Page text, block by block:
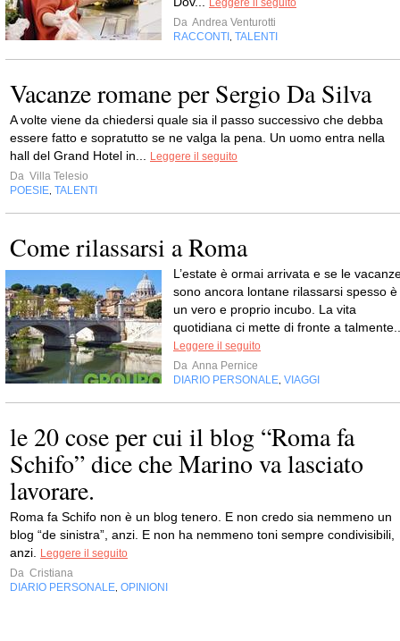
Leggere il seguito
Da Andrea Venturotti
RACCONTI
TALENTI
Vacanze romane per Sergio Da Silva
A volte viene da chiedersi quale sia il passo successivo che debba
essere fatto e sopratutto se ne valga la pena. Un uomo entra nella
hall del Grand Hotel in...
Leggere il seguito
Da Villa Telesio
POESIE TALENTI
Come rilassarsi a Roma
L’estate è ormai arrivata e se le
sono ancora lontane rilassarsi spesso è
un vero e proprio incubo. La vita
quotidiana ci mette di fronte a
Leggere il seguito
Da Anna Pernice
DIARIO PERSONALE VIAGGI
le 20 cose per cui il blog “Roma fa
Schifo” dice che Marino va lasciato
lavorare.
Roma fa Schifo non è un blog tenero. E non credo sia nemmeno un
blog “de sinistra”, anzi. E non ha nemmeno toni sempre condivisibili,
anzi.
Leggere il seguito
Da Cristiana
DIARIO PERSONALE OPINIONI